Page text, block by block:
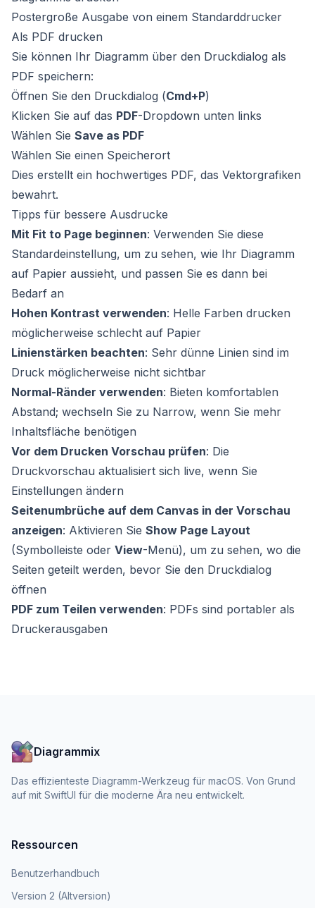
Postergroße Ausgabe von einem Standarddrucker
Als PDF drucken
Sie können Ihr Diagramm über den Druckdialog als
PDF speichern:
Öffnen Sie den Druckdialog (Cmd+P)
Klicken Sie auf das PDF-Dropdown unten links
Wählen Sie Save as PDF
Wählen Sie einen Speicherort
Dies erstellt ein hochwertiges PDF, das Vektorgrafiken
bewahrt.
Tipps für bessere Ausdrucke
Mit Fit to Page beginnen: Verwenden Sie diese
Standardeinstellung, um zu sehen, wie Ihr Diagramm
auf Papier aussieht, und passen Sie es dann bei
Bedarf an
Hohen Kontrast verwenden: Helle Farben drucken
möglicherweise schlecht auf Papier
Linienstärken beachten: Sehr dünne Linien sind im
Druck möglicherweise nicht sichtbar
Normal-Ränder verwenden: Bieten komfortablen
Abstand; wechseln Sie zu Narrow, wenn Sie mehr
Inhaltsfläche benötigen
Vor dem Drucken Vorschau prüfen: Die
Druckvorschau aktualisiert sich live, wenn Sie
Einstellungen ändern
Seitenumbrüche auf dem Canvas in der Vorschau
anzeigen: Aktivieren Sie Show Page Layout
(Symbolleiste oder View-Menü), um zu sehen, wo die
Seiten geteilt werden, bevor Sie den Druckdialog
öffnen
PDF zum Teilen verwenden: PDFs sind portabler als
Druckerausgaben
Diagrammix
Das effizienteste Diagramm-Werkzeug für macOS. Von Grund
auf mit SwiftUI für die moderne Ära neu entwickelt.
Ressourcen
Benutzerhandbuch
Version 2 (Altversion)